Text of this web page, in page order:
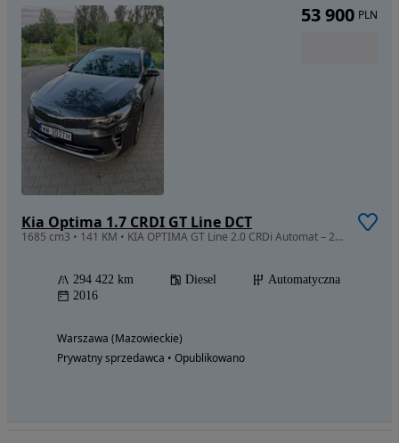
Kia Optima 1.7 CRDI GT Line DCT
1685 cm3 • 141 KM • KIA OPTIMA GT Line 2.0 CRDi Automat – 2016 r.
294 422 km Diesel
Automatyczna
2016
Warszawa (Mazowieckie)
Prywatny sprzedawca • Opublikowano
53 900 PLN